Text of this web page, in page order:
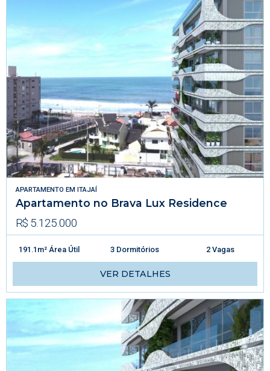
APARTAMENTO EM ITAJAÍ
Apartamento no Brava Lux Residence
R$ 5.125.000
191.1m² Área Útil 3 Dormitórios 2 Vagas
VER DETALHES